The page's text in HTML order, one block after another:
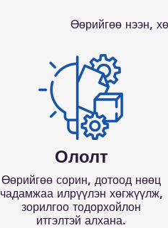
Өөрийгөө нээн,
Ололт
Өөрийгөө сорин, дотоод нөөц
чадамжаа илрүүлэн хөгжүүлж,
зорилгоо тодорхойлон
итгэлтэй алхана.